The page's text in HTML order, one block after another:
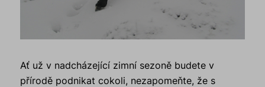
Ať už v nadcházející zimní sezoně budete v
přírodě podnikat cokoli, nezapomeňte, že s